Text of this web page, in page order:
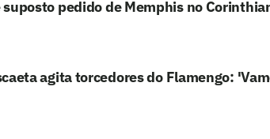
pedido de Memphis no
agita torcedores do Flamengo: